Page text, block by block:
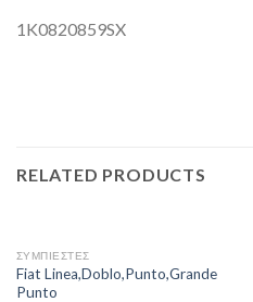
1K0820859SX
RELATED PRODUCTS
ΣΥΜΠΙΕΣΤΕΣ
Fiat Linea,Doblo,Punto,Grande
Punto